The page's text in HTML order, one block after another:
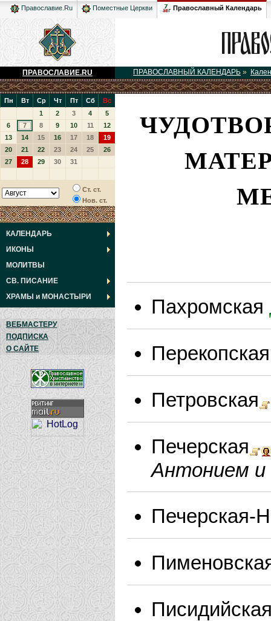
Православие.Ru Поместные Церкви Православный Календарь
ПРАВОСЛАВИЕ.RU ПРАВОСЛАВНЫЙ КАЛЕНДАРЬ »
Пн Вт Ср Чт Пт Сб
Вс
1
2 3 4
5
6
7 8 9 10 11
12
13
14 15 16 17 18
19
20
21 22 23 24 25
26
27
28 29 30 31
Ст. ст.
Нов. ст.
КАЛЕНДАРЬ
ИКОНЫ
МОЛИТВЫ
СВ. ПИСАНИЕ
ХРАМЫ и МОНАСТЫРИ
ВЕБМАСТЕРУ
ПОДПИСКА
О САЙТЕ
Пахромская
Петровская
Печерская
Антонием и
Печерская-